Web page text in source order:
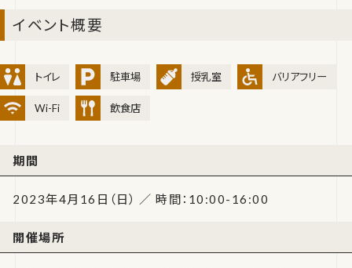
イベント概要
トイレ 駐車場 授乳室 バリアフリー
Wi-Fi 飲食店
期間
2023年4月16日（日） ／ 時間：10:00-16:00
開催場所